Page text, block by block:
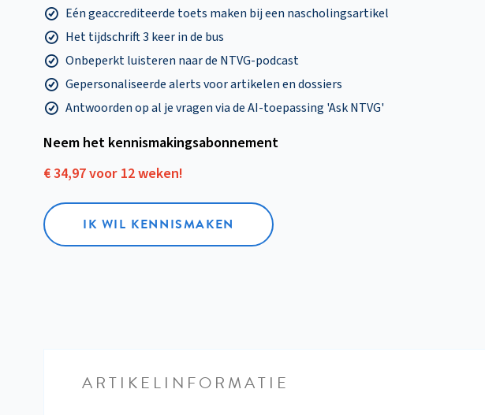
Eén geaccrediteerde toets maken bij een nascholingsartikel
Het tijdschrift 3 keer in de bus
Onbeperkt luisteren naar de NTVG-podcast
Gepersonaliseerde alerts voor artikelen en dossiers
Antwoorden op al je vragen via de AI-toepassing 'Ask NTVG'
Neem het kennismakings­abonnement
€ 34,97 voor 12 weken!
IK WIL KENNISMAKEN
ARTIKELINFORMATIE